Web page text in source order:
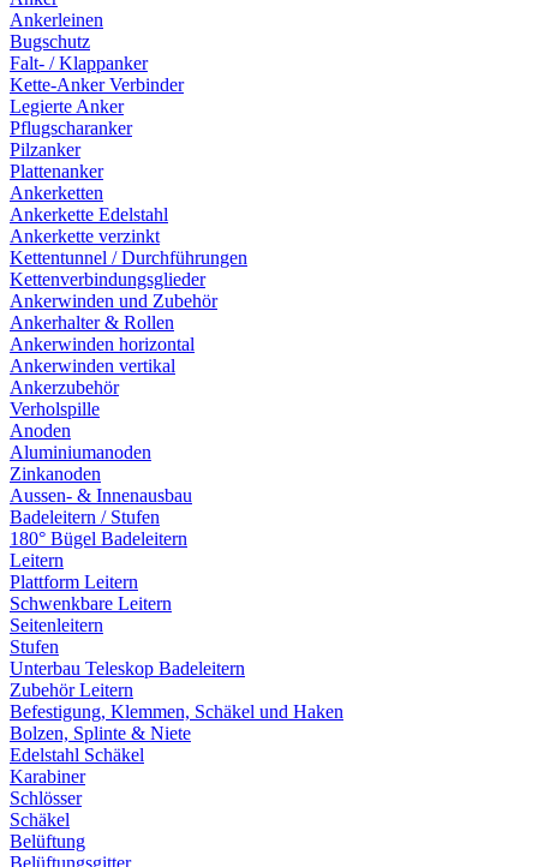
Ankerleinen
Bugschutz
Falt- / Klappanker
Kette-Anker Verbinder
Legierte Anker
Pflugscharanker
Pilzanker
Plattenanker
Ankerketten
Ankerkette Edelstahl
Ankerkette verzinkt
Kettentunnel / Durchführungen
Kettenverbindungsglieder
Ankerwinden und Zubehör
Ankerhalter & Rollen
Ankerwinden horizontal
Ankerwinden vertikal
Ankerzubehör
Verholspille
Anoden
Aluminiumanoden
Zinkanoden
Aussen- & Innenausbau
Badeleitern / Stufen
180° Bügel Badeleitern
Leitern
Plattform Leitern
Schwenkbare Leitern
Seitenleitern
Stufen
Unterbau Teleskop Badeleitern
Zubehör Leitern
Befestigung, Klemmen, Schäkel und Haken
Bolzen, Splinte & Niete
Edelstahl Schäkel
Karabiner
Schlösser
Schäkel
Belüftung
Belüftungsgitter